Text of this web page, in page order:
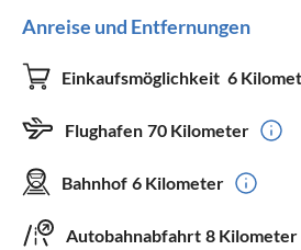
Anreise und Entfernungen
Einkaufsmöglichkeit 6
Flughafen 70 Kilometer
Bahnhof 6 Kilometer
Autobahnabfahrt 8 Kilometer